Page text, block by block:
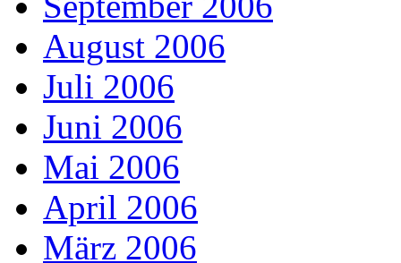
August 2006
Juli 2006
Juni 2006
Mai 2006
April 2006
März 2006